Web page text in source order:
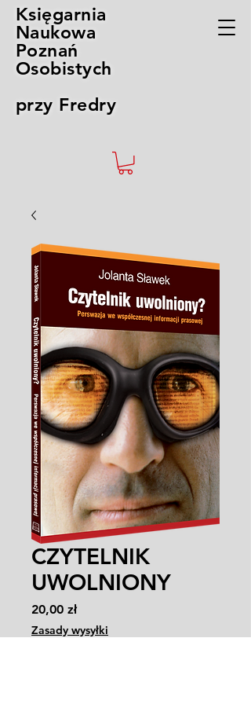
Księgarnia
Naukowa
Poznań
Osobistych
przy Fredry
CZYTELNIK
UWOLNIONY
20,00 złCena
Zasady wysyłki